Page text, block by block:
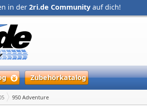
in der 2ri.de Community auf dich!
Zubehörkatalog
950 Adventure